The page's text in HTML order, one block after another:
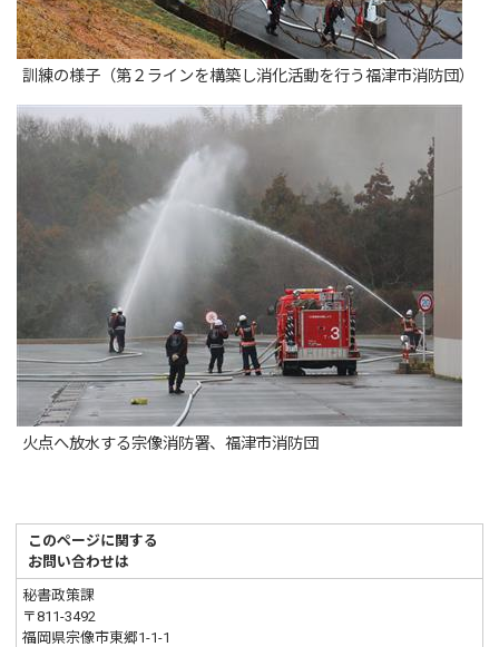
訓練の様子（第２ラインを構築し消化活動を行う福津市消防団）
火点へ放水する宗像消防署、福津市消防団
このページに関する
お問い合わせは
秘書政策課
〒811-3492
福岡県宗像市東郷1-1-1